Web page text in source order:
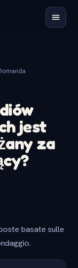
jest
za
basate sulle